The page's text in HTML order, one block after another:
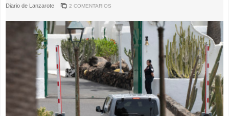
Diario de Lanzarote 2 COMENTARIOS